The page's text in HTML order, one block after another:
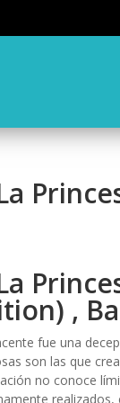
,
fue una
son las que
no conoce